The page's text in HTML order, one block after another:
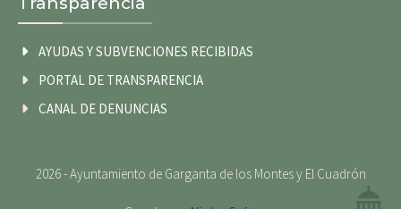
AYUDAS Y SUBVENCIONES RECIBIDAS
PORTAL DE TRANSPARENCIA
CANAL DE DENUNCIAS
2026 - Ayuntamiento de Garganta de los Montes y El Cuadrón